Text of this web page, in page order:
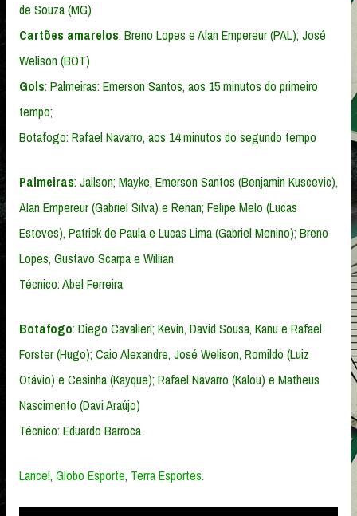
de Souza (MG)
Cartões amarelos: Breno Lopes e Alan Empereur (PAL); José
Welison (BOT)
Gols: Palmeiras: Emerson Santos, aos 15 minutos do primeiro
tempo;
Botafogo: Rafael Navarro, aos 14 minutos do segundo tempo
Palmeiras: Jailson; Mayke, Emerson Santos (Benjamin Kuscevic),
Alan Empereur (Gabriel Silva) e Renan; Felipe Melo (Lucas
Esteves), Patrick de Paula e Lucas Lima (Gabriel Menino); Breno
Lopes, Gustavo Scarpa e Willian
Técnico: Abel Ferreira
Botafogo: Diego Cavalieri; Kevin, David Sousa, Kanu e Rafael
Forster (Hugo); Caio Alexandre, José Welison, Romildo (Luiz
Otávio) e Cesinha (Kayque); Rafael Navarro (Kalou) e Matheus
Nascimento (Davi Araújo)
Técnico: Eduardo Barroca
Lance!, Globo Esporte, Terra Esportes.